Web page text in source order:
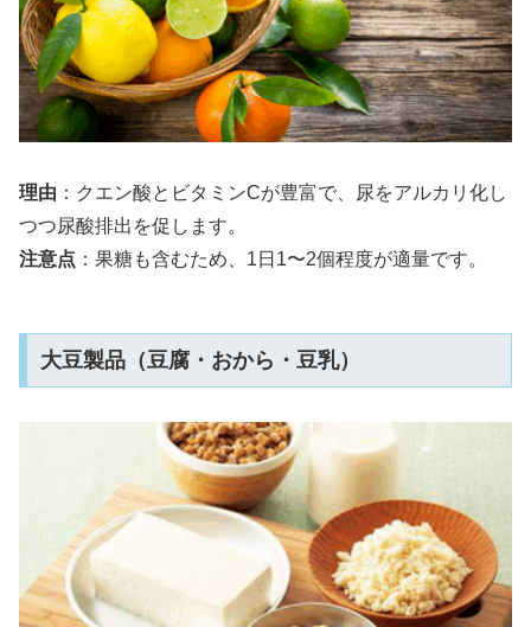
理由 ：クエン酸とビタミンCが豊富で、尿をアルカリ化し
つつ尿酸排出を促します。
注意点 ：果糖も含むため、1日1〜2個程度が適量です。
大豆製品（豆腐・おから・豆乳）